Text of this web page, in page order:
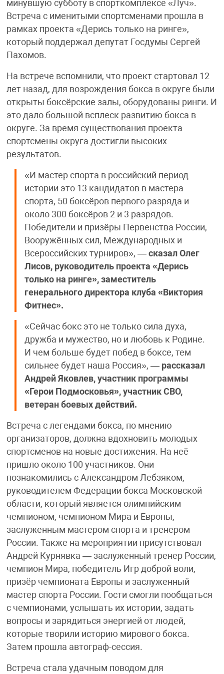
минувшую субботу в спорткомплексе «Луч».
Встреча с именитыми спортсменами прошла в
рамках проекта «Дерись только на ринге»,
который поддержал депутат Госдумы Сергей
Пахомов.
На встрече вспомнили, что проект стартовал 12
лет назад, для возрождения бокса в округе были
открыты боксёрские залы, оборудованы ринги. И
это дало большой всплеск развитию бокса в
округе. За время существования проекта
спортсмены округа достигли высоких
результатов.
«И мастер спорта в российский период
истории это 13 кандидатов в мастера
спорта, 50 боксёров первого разряда и
около 300 боксёров 2 и 3 разрядов.
Победители и призёры Первенства России,
Вооружённых сил, Международных и
Всероссийских турниров», — сказал Олег
Лисов, руководитель проекта «Дерись
только на ринге», заместитель
генерального директора клуба «Виктория
Фитнес».
«Сейчас бокс это не только сила духа,
дружба и мужество, но и любовь к Родине.
И чем больше будет побед в боксе, тем
сильнее будет наша Россия», — рассказал
Андрей Яковлев, участник программы
«Герои Подмосковья», участник СВО,
ветеран боевых действий.
Встреча с легендами бокса, по мнению
организаторов, должна вдохновить молодых
спортсменов на новые достижения. На неё
пришло около 100 участников. Они
познакомились с Александром Лебзяком,
руководителем Федерации бокса Московской
области, который является олимпийским
чемпионом, чемпионом Мира и Европы,
заслуженным мастером спорта и тренером
России. Также на мероприятии присутствовал
Андрей Курнявка — заслуженный тренер России,
чемпион Мира, победитель Игр доброй воли,
призёр чемпионата Европы и заслуженный
мастер спорта России. Гости смогли пообщаться
с чемпионами, услышать их истории, задать
вопросы и зарядиться энергией от людей,
которые творили историю мирового бокса.
Затем прошла автограф-сессия.
Встреча стала удачным поводом для